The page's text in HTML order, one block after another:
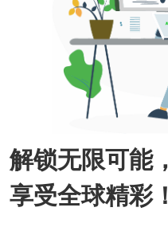
解锁无限可能，
享受全球精彩！